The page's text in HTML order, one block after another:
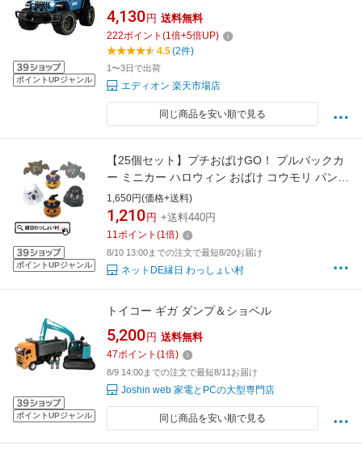
ポイントUPジャンル
ビコン2022 [24ジ-プラングラ-ルビコン2022]
【ETOY】
4,130 円 送料無料
222ポイント (1倍+5倍UP)
4.5(2件)
1〜3日で出荷
エディオン 楽天市場店
同じ商品を安い順で見る
ポイントUPジャンル
【25個セット】プチおばけGO！ プルバックカ
ー ミニカー ハロウィン おばけ コウモリ パンプ
キン 10月 縁日 祭 お祭り 屋台 縁日グッズ 景品
夜店 露店 女の子 男の子 おもちゃ オモチャ 玩
具 小学生 子供 子ども かわいい ビンゴ大会 く
1,650円(価格+送料)
1,210 円 +送料440円
11ポイント (1倍)
8/10 13:00までの注文で最短8/20お届け
ネットDE縁日 わっしょい村
ポイントUPジャンル
トイコー ギガ ダンプ＆ショベル
5,200 円 送料無料
47ポイント (1倍)
8/9 14:00までの注文で最短8/11お届け
Joshin web 家電とPCの大型専門店
同じ商品を安い順で見る